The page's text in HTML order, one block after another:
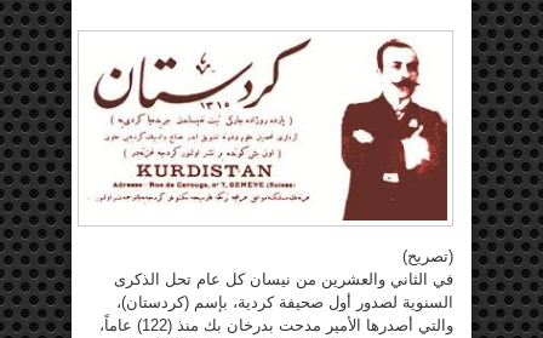
(تصريح)
في الثاني والعشرين من نيسان كل عام تحل الذكرى
السنوية لصدور أول صحيفة كردية، بإسم (كردستان)،
والتي أصدرها الأمير مدحت بدرخان بك منذ (122) عاماً،